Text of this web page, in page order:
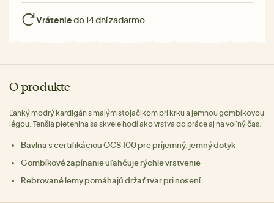
Vráteniedo 14 dní zadarmo
O produkte
Ľahký modrý kardigán s malým stojačikom pri krku a jemnou gombíkovou
légou. Tenšia pletenina sa skvele hodí ako vrstva do práce aj na voľný čas.
Bavlna s certifikáciou OCS 100 pre príjemný, jemný dotyk
Gombíkové zapínanie uľahčuje rýchle vrstvenie
Rebrované lemy pomáhajú držať tvar pri nosení